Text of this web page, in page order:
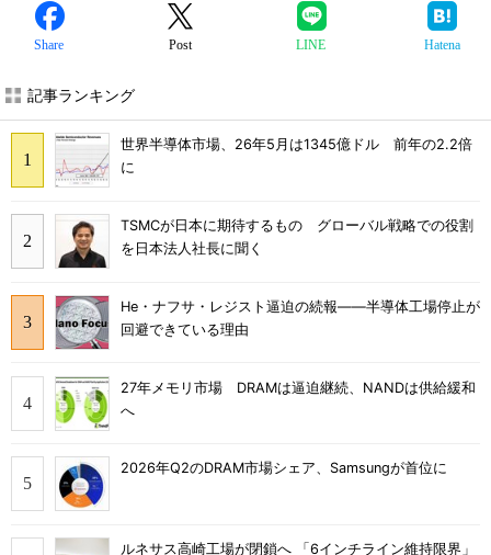
Share Post LINE Hatena
記事ランキング
世界半導体市場、26年5月は1345億ドル 前年の2.2倍
に
TSMCが日本に期待するもの グローバル戦略での役割
を日本法人社長に聞く
He・ナフサ・レジスト逼迫の続報――半導体工場停止が
回避できている理由
27年メモリ市場 DRAMは逼迫継続、NANDは供給緩和
へ
2026年Q2のDRAM市場シェア、Samsungが首位に
ルネサス高崎工場が閉鎖へ 「6インチライン維持限界」